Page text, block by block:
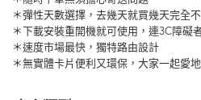
＊彈性天數選擇，去幾天就買幾天完全
＊下載安裝重開機就可使用，連3C障礙
＊速度市場最快，獨特路由設計
＊無實體卡片便利又環保，大家一起愛